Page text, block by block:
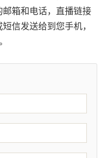
箱和电话，直播链接
信发送给到您手机，